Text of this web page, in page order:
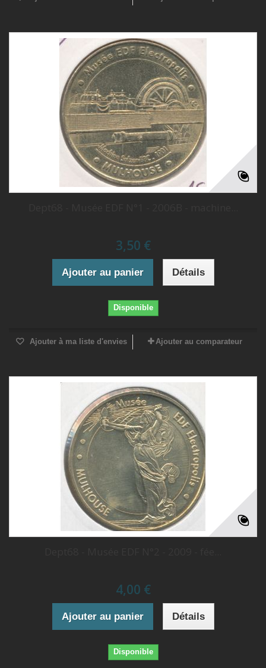
3,50 €
Ajouter au panier Détails
Disponible
Ajouter à ma liste d'envies Ajouter au comparateur
4,00 €
Ajouter au panier Détails
Disponible